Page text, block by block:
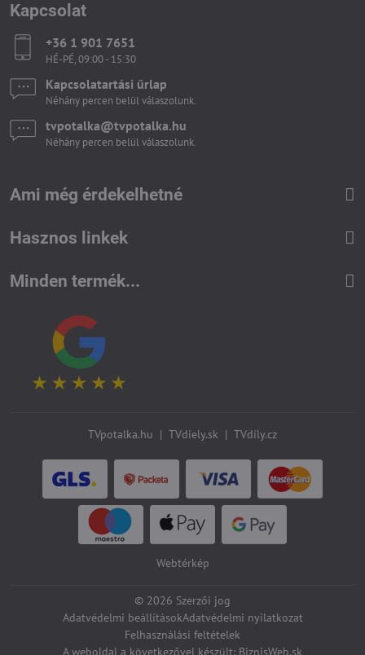
Kapcsolat
+36 1 901 7651
HÉ-PÉ, 09:00 - 15:30
Kapcsolatartási űrlap
Néhány percen belül válaszolunk.
tvpotalka​@tvpotalka​.hu
Néhány percen belül válaszolunk.
Ami még érdekelhetné
Hasznos linkek
Minden termék...
TVpotalka.hu | TVdiely.sk | TVdíly.cz
Webtérkép
© 2026 Szerzői jog
Adatvédelmi beállításokAdatvédelmi nyilatkozat
Felhasználási feltételek
A weboldal a következővel készült: BiznisWeb.sk